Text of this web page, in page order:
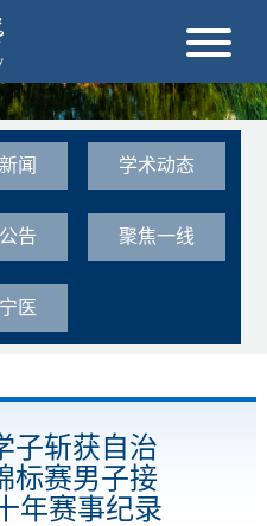
闻 学术动态
告 聚焦一线
医
子斩获自治
标赛男子接
年赛事纪录